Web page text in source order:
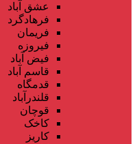
عشق آباد
فرهادگرد
فریمان
فیروزه
فیض آباد
قاسم آباد
قدمگاه
قلندرآباد
قوچان
کاخک
کاریز